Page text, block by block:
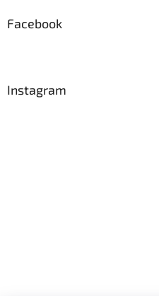
Facebook
Instagram